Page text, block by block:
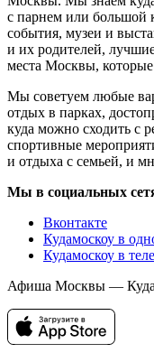
с парнем или большой
события, музеи и
и их родителей,
места Москвы, которые
Мы советуем любые
отдых в парках,
куда можно сходить с
спортивные
и отдыха с семьей, и
Мы в социальных
Вконтакте
Кудамоскоу в
Кудамоскоу в
Афиша Москвы — Куда